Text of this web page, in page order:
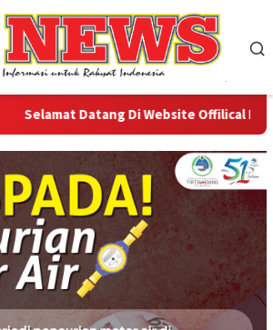
Selamat Datang Di Website Offilical PI-